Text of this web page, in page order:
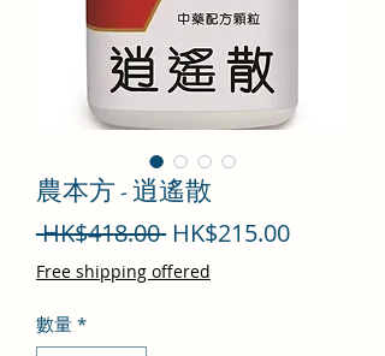
農本方 - 逍遙散
HK$418.00 一
般
HK$215.00促
Free shipping offered
數量 *